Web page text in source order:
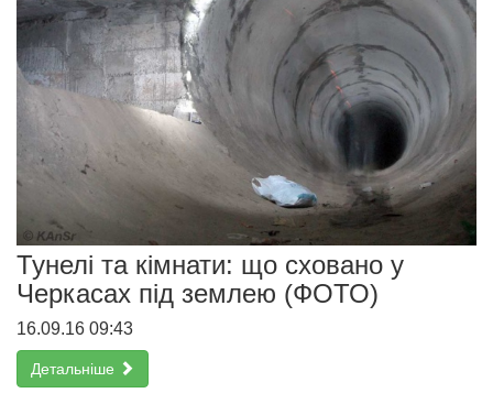
Тунелі та кімнати: що сховано у
Черкасах під землею (ФОТО)
16.09.16 09:43
Детальніше